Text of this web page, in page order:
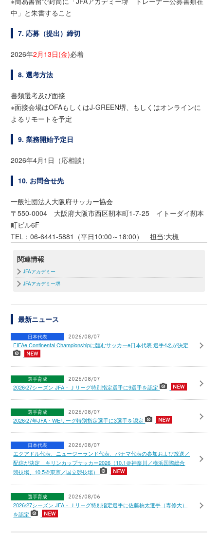
中」と朱書すること
7. 応募（提出）締切
2026年2月13日(金)必着
8. 選考方法
書類選考及び面接
※面接会場はOFAもしくはJ-GREEN堺、もしくはオンラインに
よるリモートを予定
9. 業務開始予定日
2026年4月1日（応相談）
10. お問合せ先
一般社団法人大阪府サッカー協会
〒550-0004 大阪府大阪市西区靭本町1-7-25 イトーダイ靭本
町ビル6F
TEL：06-6441-5881（平日10:00～18:00） 担当:大槻
関連情報
JFAアカデミー
JFAアカデミー堺
最新ニュース
日本代表 2026/08/07
FIFAe Continental Championshipに臨むサッカーe日本代表 選手4名が決定
選手育成 2026/08/07
2026/27シーズン JFA・Ｊリーグ特別指定選手に9選手を認定
選手育成 2026/08/07
2026/27年JFA・WEリーグ特別指定選手に3選手を認定
日本代表 2026/08/07
エクアドル代表、ニュージーランド代表、パナマ代表の参加および放送／
配信が決定 キリンカップサッカー2026（10.1＠神奈川／横浜国際総合
競技場、10.5＠東京／国立競技場）
選手育成 2026/08/06
2026/27シーズン JFA・Ｊリーグ特別指定選手に佐藤柚太選手（専修大）
を認定